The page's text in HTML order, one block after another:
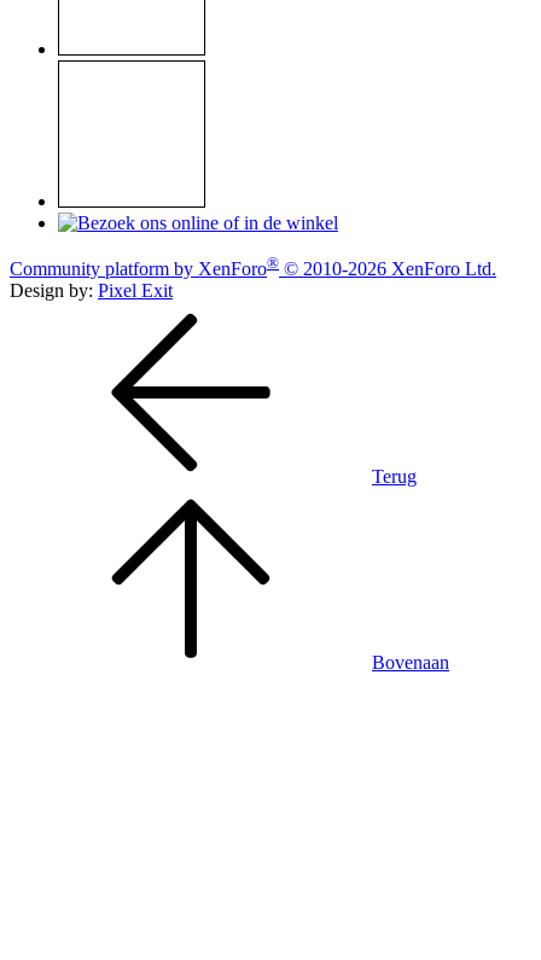
Community platform by XenForo® © 2010-2026 XenForo Ltd.
Design by: Pixel Exit
Terug
Bovenaan